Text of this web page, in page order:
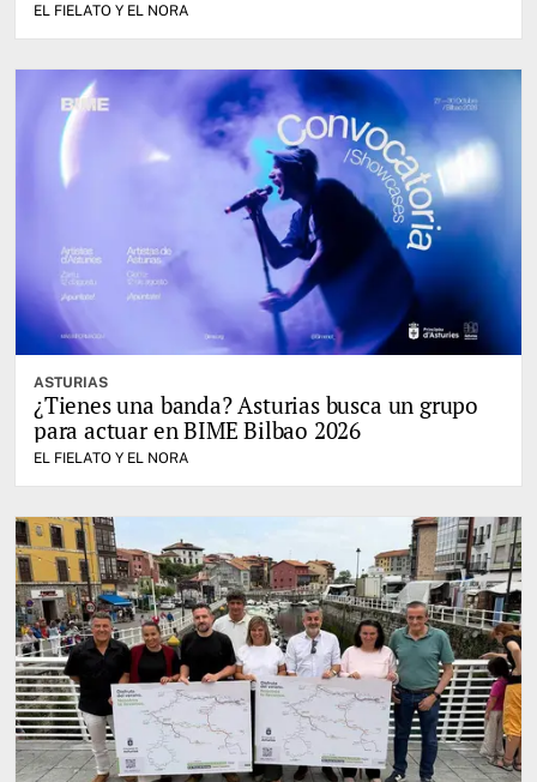
EL FIELATO Y EL NORA
ASTURIAS
¿Tienes una banda? Asturias busca un grupo
para actuar en BIME Bilbao 2026
EL FIELATO Y EL NORA